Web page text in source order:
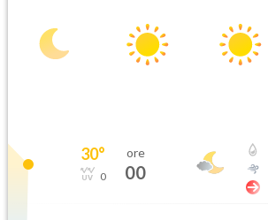
30°
0
ore
00